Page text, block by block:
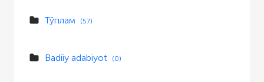
Тўплам (57)
Badiiy adabiyot (0)